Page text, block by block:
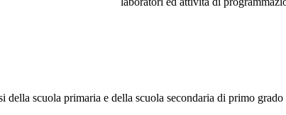
della scuola primaria e della scuola secondaria di primo